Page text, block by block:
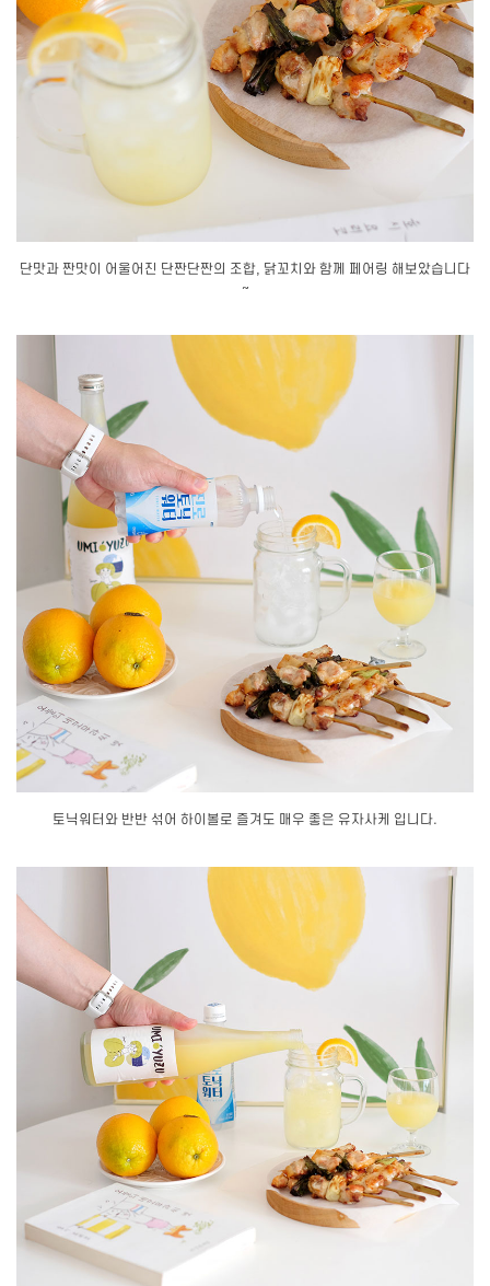
단맛과 짠맛이 어울어진 단짠단짠의 조합, 닭꼬치와 함께 페어링 해보았습니다
~
토닉워터와 반반 섞어 하이볼로 즐겨도 매우 좋은 유자사케 입니다.